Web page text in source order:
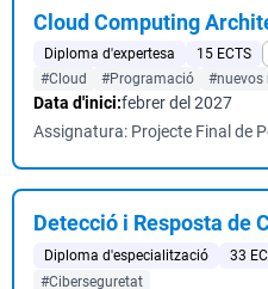
Cloud Computing
Diploma d'expertesa 15 ECTS
#Cloud
#Programació #nuevos
Data d'inici:febrer del 2027
Assignatura: Projecte Final de
Detecció i Resposta de
Diploma d'especialització 33
#Ciberseguretat